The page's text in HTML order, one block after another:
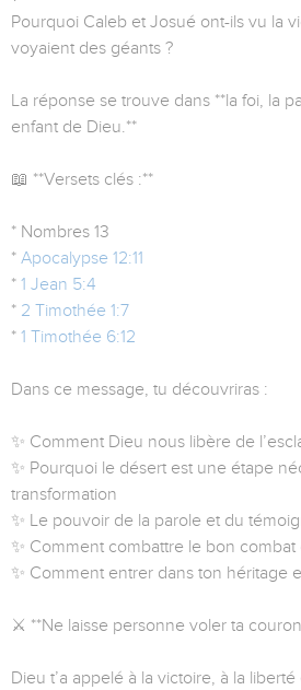
Pourquoi Caleb et Josué ont-ils vu la
voyaient des géants ?
La réponse se trouve dans **la foi, la
enfant de Dieu.**
📖 **Versets clés :**
* Nombres 13
* Apocalypse 12:11
* 1 Jean 5:4
* 2 Timothée 1:7
* 1 Timothée 6:12
Dans ce message, tu découvriras :
✨ Comment Dieu nous libère de
✨ Pourquoi le désert est une étape
transformation
✨ Le pouvoir de la parole et du
✨ Comment combattre le bon combat
✨ Comment entrer dans ton héritage
⚔️ **Ne laisse personne voler ta
Dieu t’a appelé à la victoire, à la liberté